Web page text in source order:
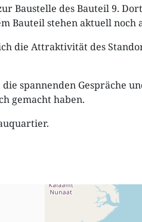
Baustelle des Bauteil 9.
Bauteil stehen aktuell
die Attraktivität des
spannenden Gespräche
gemacht haben.